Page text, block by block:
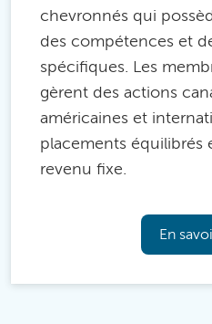
chevronnés qui
des compétences et
spécifiques. Les
gèrent des actions
américaines et
placements équilibrés
revenu fixe.
En